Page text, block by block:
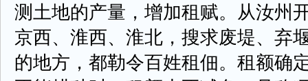
测土地的产量，增加租赋。从汝州
京西、淮西、淮北，搜求废堤、弃
的地方，都勒令百姓租佃。租额确